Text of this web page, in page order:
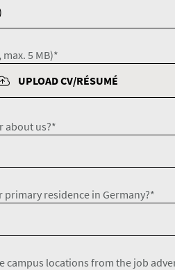
max. 5 MB)*
UPLOAD CV/RÉSUMÉ
about us?*
primary residence in Germany?*
campus locations from the job